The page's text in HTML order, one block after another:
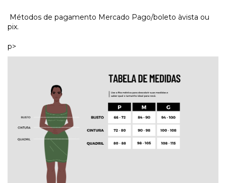
Métodos de pagamento Mercado Pago/boleto àvista ou
pix.
p>